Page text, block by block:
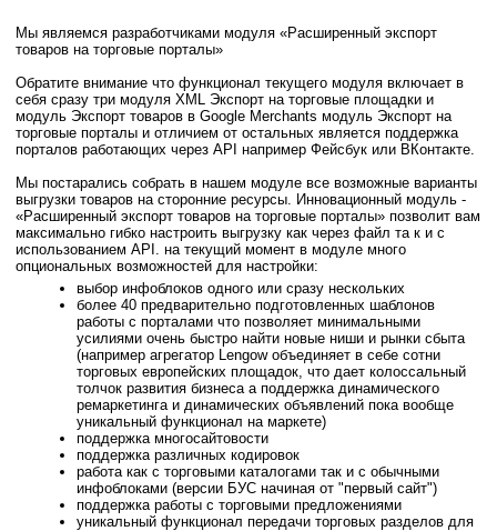
Мы являемся разработчиками модуля «Расширенный экспорт
товаров на торговые порталы»
Обратите внимание что функционал текущего модуля включает в
себя сразу три модуля XML Экспорт на торговые площадки и
модуль Экспорт товаров в Google Merchants модуль Экспорт на
торговые порталы и отличием от остальных является поддержка
порталов работающих через API например Фейсбук или ВКонтакте.
Мы постарались собрать в нашем модуле все возможные варианты
выгрузки товаров на сторонние ресурсы. Инновационный модуль -
«Расширенный экспорт товаров на торговые порталы» позволит вам
максимально гибко настроить выгрузку как через файл та к и с
использованием API. на текущий момент в модуле много
опциональных возможностей для настройки:
выбор инфоблоков одного или сразу нескольких
более 40 предварительно подготовленных шаблонов
работы с порталами что позволяет минимальными
усилиями очень быстро найти новые ниши и рынки сбыта
(например агрегатор Lengow объединяет в себе сотни
торговых европейских площадок, что дает колоссальный
толчок развития бизнеса а поддержка динамического
ремаркетинга и динамических объявлений пока вообще
уникальный функционал на маркете)
поддержка многосайтовости
поддержка различных кодировок
работа как с торговыми каталогами так и с обычными
инфоблоками (версии БУС начиная от "первый сайт")
поддержка работы с торговыми предложениями
уникальный функционал передачи торговых разделов для